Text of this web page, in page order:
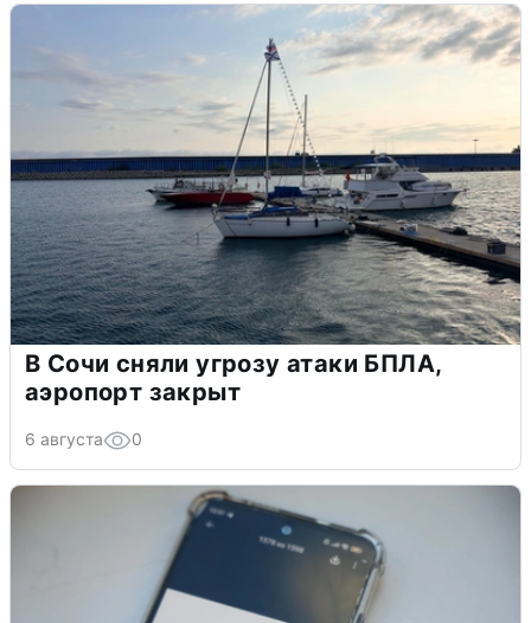
В Сочи сняли угрозу атаки БПЛА,
аэропорт закрыт
6 августа 0